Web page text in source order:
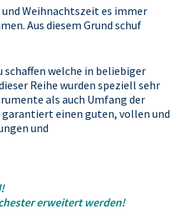
Weihnachtszeit es immer
Aus diesem Grund schuf
schaffen welche in beliebiger
Reihe wurden speziell sehr
als auch Umfang der
einen guten, vollen und
und
erweitert werden!